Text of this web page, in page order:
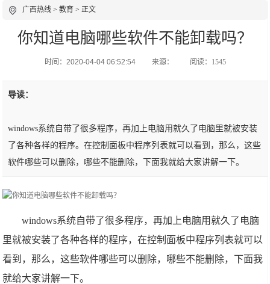
广西热线 >教育 > 正文
你知道电脑哪些软件不能卸载吗？
时间：2020-04-04 06:52:54 来源： 阅读：1545
导读：
windows系统自带了很多程序，再加上电脑用就久了电脑里就被安装
了各种各样的程序。在控制面板中程序列表就可以看到，那么，这些
软件哪些可以删除，哪些不能删除，下面我就给大家讲解一下。
windows系统自带了很多程序，再加上电脑用就久了电脑
里就被安装了各种各样的程序，在控制面板中程序列表就可以
看到，那么，这些软件哪些可以删除，哪些不能删除，下面我
就给大家讲解一下。